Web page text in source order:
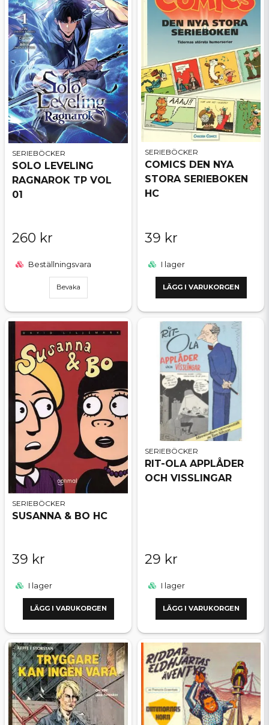
SERIEBÖCKER
SOLO LEVELING
RAGNAROK TP VOL
01
260 kr
Beställningsvara
Bevaka
SERIEBÖCKER
COMICS DEN NYA
STORA SERIEBOKEN
HC
39 kr
I lager
LÄGG I VARUKORGEN
SERIEBÖCKER
SUSANNA & BO HC
39 kr
I lager
LÄGG I VARUKORGEN
SERIEBÖCKER
RIT-OLA APPLÅDER
OCH VISSLINGAR
29 kr
I lager
LÄGG I VARUKORGEN